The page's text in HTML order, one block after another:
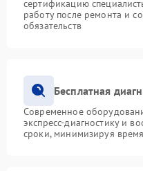
сертификацию
работу после ремонта и
обязательств
Бесплатная
Современное
экспресс-диагностику и
сроки, минимизируя